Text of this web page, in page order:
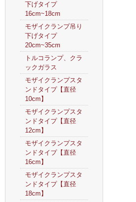
下げタイプ
16cm~18cm
モザイクランプ吊り
下げタイプ
20cm~35cm
トルコランプ、クラ
ックガラス
モザイクランプスタ
ンドタイプ【直径
10cm】
モザイクランプスタ
ンドタイプ【直径
12cm】
モザイクランプスタ
ンドタイプ【直径
16cm】
モザイクランプスタ
ンドタイプ【直径
18cm】